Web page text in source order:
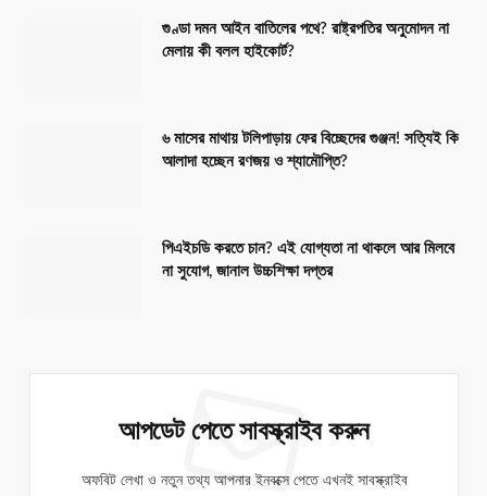
গুণ্ডা দমন আইন বাতিলের পথে? রাষ্ট্রপতির অনুমোদন না
মেলায় কী বলল হাইকোর্ট?
৬ মাসের মাথায় টলিপাড়ায় ফের বিচ্ছেদের গুঞ্জন! সত্যিই কি
আলাদা হচ্ছেন রণজয় ও শ্যামৌপ্তি?
পিএইচডি করতে চান? এই যোগ্যতা না থাকলে আর মিলবে
না সুযোগ, জানাল উচ্চশিক্ষা দপ্তর
আপডেট পেতে সাবস্ক্রাইব করুন
অফবিট লেখা ও নতুন তথ্য আপনার ইনবক্সে পেতে এখনই সাবস্ক্রাইব